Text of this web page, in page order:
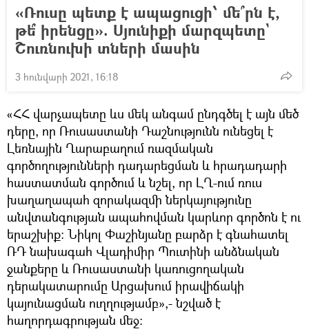
«Ռուսը պետք է ապացուցի՝ մե՞րն է,
թե՞ իրենցը». Սյունիքի մարզպետը`
Շուռնուխի տների մասին
3 հունվարի 2021, 16:18
«ՀՀ վարչապետը ևս մեկ անգամ ընդգծել է այն մեծ
դերը, որ Ռուսաստանի Դաշնությունն ունեցել է
Լեռնային Ղարաբաղում ռազմական
գործողությունների դադարեցման և հրադադարի
հաստատման գործում և նշել, որ ԼՂ-ում ռուս
խաղաղապահ զորակազմի ներկայությունը
անվտանգության ապահովման կարևոր գործոն է ու
երաշխիք: Նիկոլ Փաշինյանը բարձր է գնահատել
ՌԴ նախագահ Վլադիմիր Պուտինի անձնական
ջանքերը և Ռուսաստանի կառուցողական
դերակատարումը Արցախում իրավիճակի
կայունացման ուղղությամբ»,- նշված է
հաղորդագրության մեջ։